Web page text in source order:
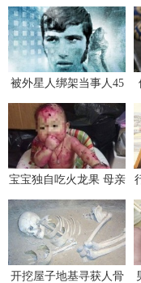
被外星人绑架当事人45
斯卡古拉事件
宝宝独自吃火龙果 母亲
开挖屋子地基寻获人骨